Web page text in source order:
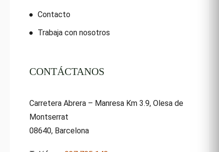
Contacto
Trabaja con nosotros
CONTÁCTANOS
Carretera Abrera – Manresa Km 3.9, Olesa de
Montserrat
08640, Barcelona